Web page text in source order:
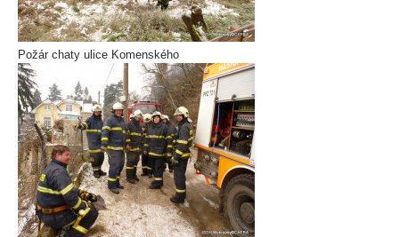
Požár chaty ulice Komenského